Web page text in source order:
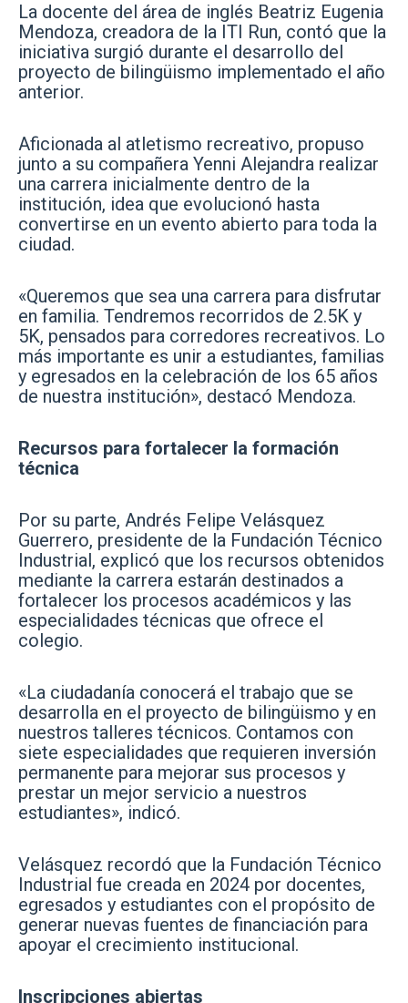
La docente del área de inglés Beatriz Eugenia
Mendoza, creadora de la ITI Run, contó que la
iniciativa surgió durante el desarrollo del
proyecto de bilingüismo implementado el año
anterior.
Aficionada al atletismo recreativo, propuso
junto a su compañera Yenni Alejandra realizar
una carrera inicialmente dentro de la
institución, idea que evolucionó hasta
convertirse en un evento abierto para toda la
ciudad.
«Queremos que sea una carrera para disfrutar
en familia. Tendremos recorridos de 2.5K y
5K, pensados para corredores recreativos. Lo
más importante es unir a estudiantes, familias
y egresados en la celebración de los 65 años
de nuestra institución», destacó Mendoza.
Recursos para fortalecer la formación
técnica
Por su parte, Andrés Felipe Velásquez
Guerrero, presidente de la Fundación Técnico
Industrial, explicó que los recursos obtenidos
mediante la carrera estarán destinados a
fortalecer los procesos académicos y las
especialidades técnicas que ofrece el
colegio.
«La ciudadanía conocerá el trabajo que se
desarrolla en el proyecto de bilingüismo y en
nuestros talleres técnicos. Contamos con
siete especialidades que requieren inversión
permanente para mejorar sus procesos y
prestar un mejor servicio a nuestros
estudiantes», indicó.
Velásquez recordó que la Fundación Técnico
Industrial fue creada en 2024 por docentes,
egresados y estudiantes con el propósito de
generar nuevas fuentes de financiación para
apoyar el crecimiento institucional.
Inscripciones abiertas